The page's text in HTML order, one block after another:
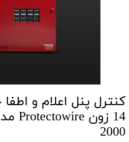
کنترل پنل اعلام و
2000